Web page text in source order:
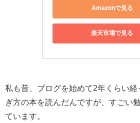
Amazonで見る
楽天市場で見る
私も昔、ブログを始めて2年くらい
ぎ方の本を読んだんですが、すごい
ています。